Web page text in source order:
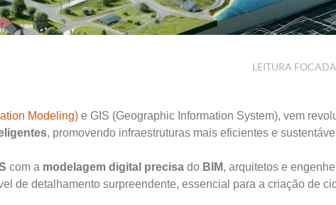
LEITURA FOCADA
Modeling) e GIS (Geographic Information System), vem
, promovendo infraestruturas mais eficientes e
com a modelagem digital precisa do BIM, arquitetos e
de detalhamento surpreendente, essencial para a criação de